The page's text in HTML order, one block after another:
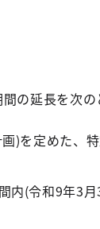
の延長を次の
)を定めた、
(令和9年3月